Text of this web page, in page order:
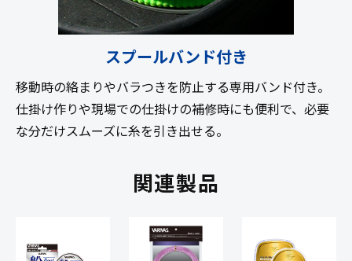
スプールバンド付き
移動時の絡まりやバラつきを防止する専用バンド付き。
仕掛け作りや現場での仕掛けの補修時にも便利で、必要
な分だけスムーズに糸を引き出せる。
関連製品